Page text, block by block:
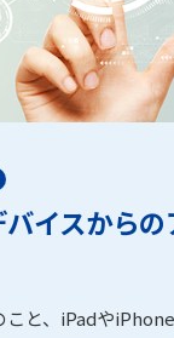
イスから
こと、iPadや